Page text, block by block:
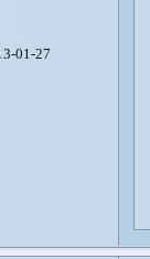
01-27